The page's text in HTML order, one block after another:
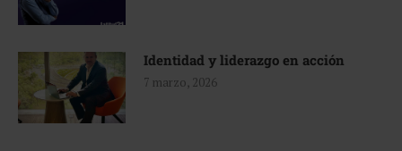
Identidad y liderazgo en acción
7 marzo, 2026